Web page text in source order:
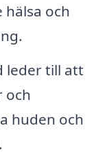
och
leder till att
och
huden och